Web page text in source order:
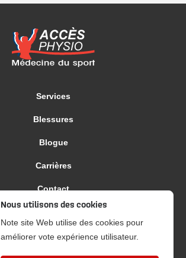
Services
Blessures
Blogue
Carrières
Contact
Nous utilisons des cookies
Note site Web utilise des cookies pour
améliorer vote expérience utilisateur.